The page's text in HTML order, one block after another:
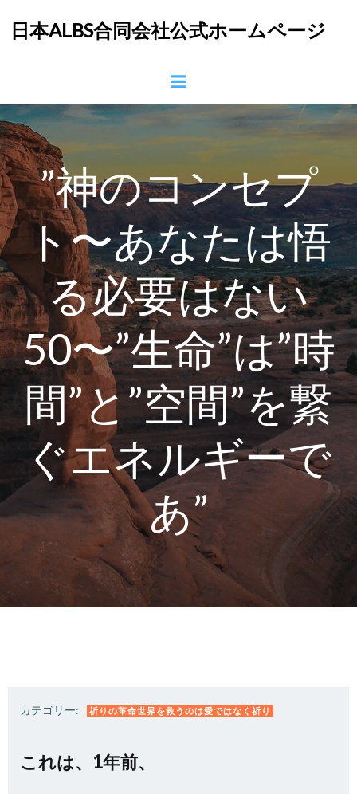
ン
ツ
へ
プ
日本ALBS合同会社公式ホームページ
”神のコンセプ
ト〜あなたは悟
る必要はない
50〜”生命”は”時
間”と”空間”を繋
ぐエネルギーで
あ”
カテゴリー: 祈りの革命世界を救うのは愛ではなく祈り
これは、1年前、